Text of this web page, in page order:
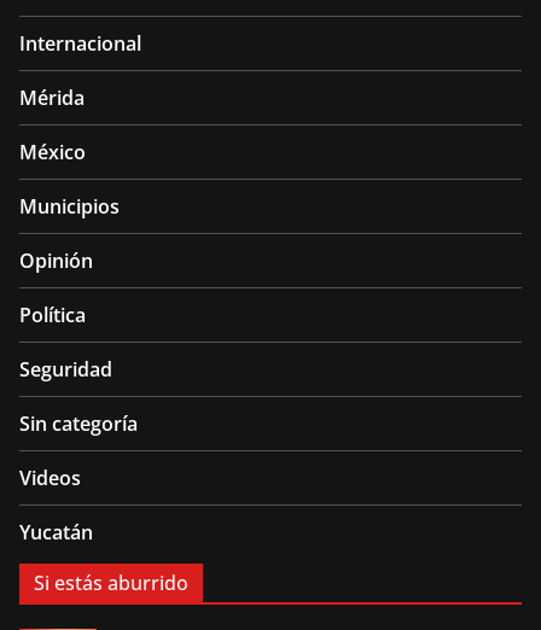
Internacional
Mérida
México
Municipios
Opinión
Política
Seguridad
Sin categoría
Videos
Yucatán
Si estás aburrido